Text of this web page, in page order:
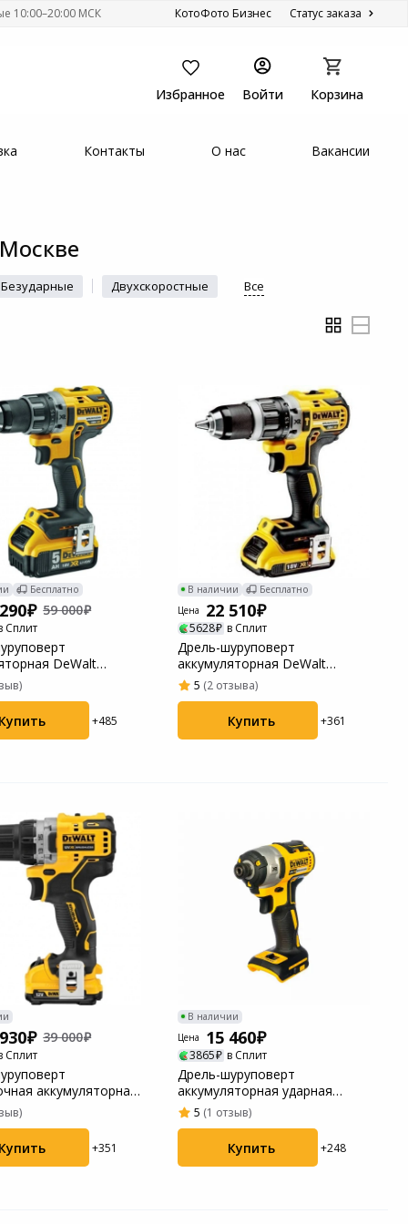
10:00–20:00 МСК КотоФото Бизнес Статус заказа
Корзина
Войти
Избранное
Контакты О нас Вакансии
Безударные Двухскоростные Все
Бесплатно
59 000
Сплит
DeWalt
Купить +485
В наличии
Бесплатно
Цена
22 510
5628 в Сплит
Дрель-шуруповерт
аккумуляторная DeWalt
DCD796D2
5 (2 отзыва)
Купить +361
39 000
Сплит
аккумуляторная
QW
Купить +351
В наличии
Цена
15 460
3865 в Сплит
Дрель-шуруповерт
аккумуляторная ударная
DeWalt DCF887N-XJ
5 (1 отзыв)
Купить +248